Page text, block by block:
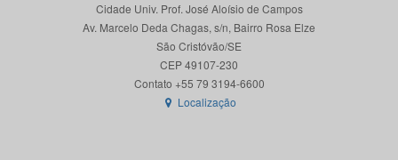
Cidade Univ. Prof. José Aloísio de Campos
Av. Marcelo Deda Chagas, s/n, Bairro Rosa Elze
São Cristóvão/SE
CEP 49107-230
Localização